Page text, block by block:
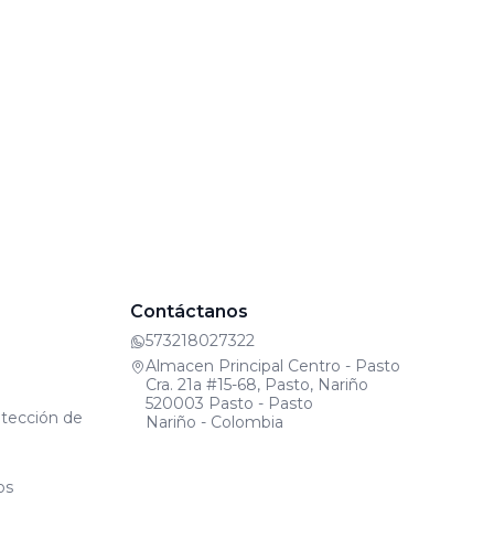
de
Contáctanos
573218027322
Almacen Principal Centro - Pasto
Cra. 21a #15-68, Pasto, Nariño
520003 Pasto - Pasto
Nariño - Colombia